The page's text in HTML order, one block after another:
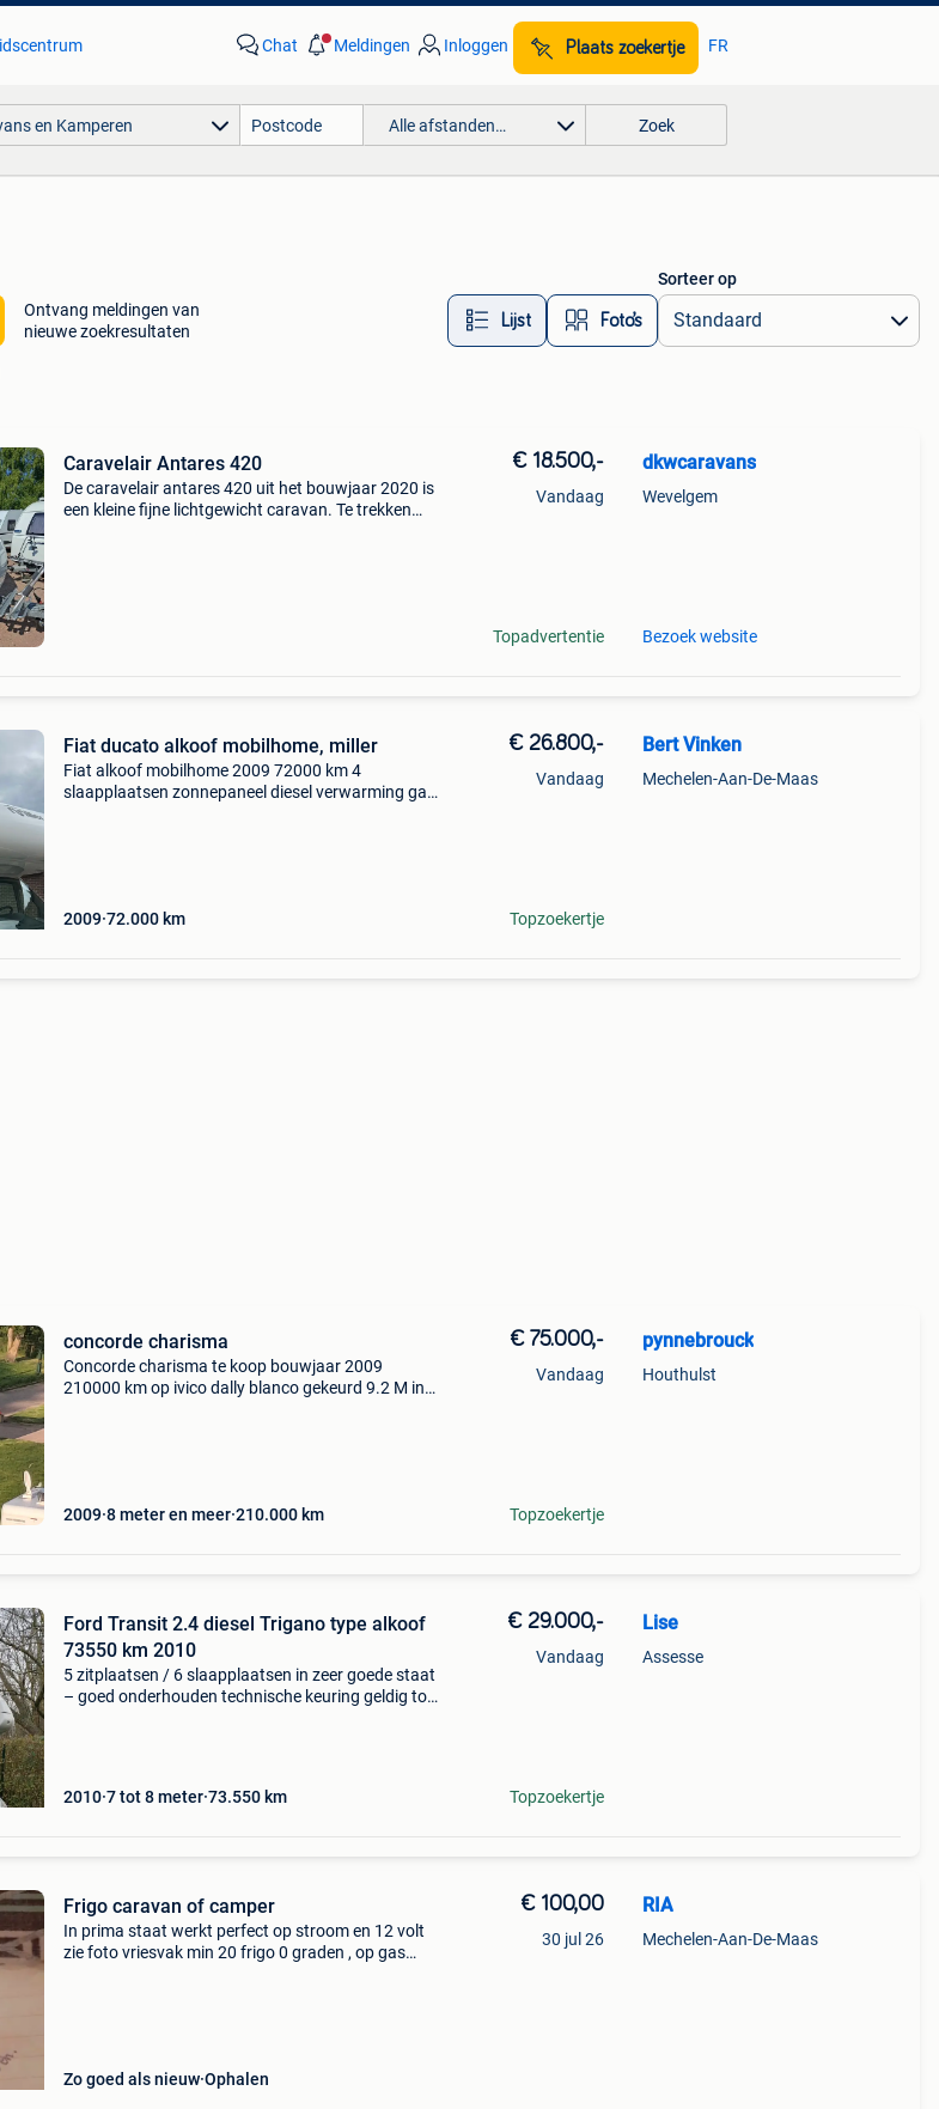
Chat Meldingen Inloggen Plaats zoekertje FR
en Kamperen Alle afstanden… Zoek
Ontvang meldingen van
nieuwe zoekresultaten
Lijst Foto’s
Sorteer op
Caravelair Antares 420
De caravelair antares 420 uit het bouwjaar 2020 is
een kleine fijne lichtgewicht caravan. Te trekken
€ 18.500,-
Vandaag
Topadvertentie
dkwcaravans
Wevelgem
Bezoek website
Fiat ducato alkoof mobilhome, miller
Fiat alkoof mobilhome 2009 72000 km 4
slaapplaatsen zonnepaneel diesel verwarming gas
2009 72.000 km
€ 26.800,-
Vandaag
Topzoekertje
Bert Vinken
Mechelen-Aan-De-Maas
concorde charisma
Concorde charisma te koop bouwjaar 2009
210000 km op ivico dally blanco gekeurd 9.2 M in
2009 8 meter en meer 210.000 km
€ 75.000,-
Vandaag
Topzoekertje
pynnebrouck
Houthulst
Ford Transit 2.4 diesel Trigano type alkoof
73550 km 2010
5 zitplaatsen / 6 slaapplaatsen in zeer goede staat
– goed onderhouden technische keuring geldig tot
2010 7 tot 8 meter 73.550 km
€ 29.000,-
Vandaag
Topzoekertje
Lise
Assesse
Frigo caravan of camper
In prima staat werkt perfect op stroom en 12 volt
zie foto vriesvak min 20 frigo 0 graden , op gas
Zo goed als nieuw Ophalen
€ 100,00
30 jul 26
RIA
Mechelen-Aan-De-Maas